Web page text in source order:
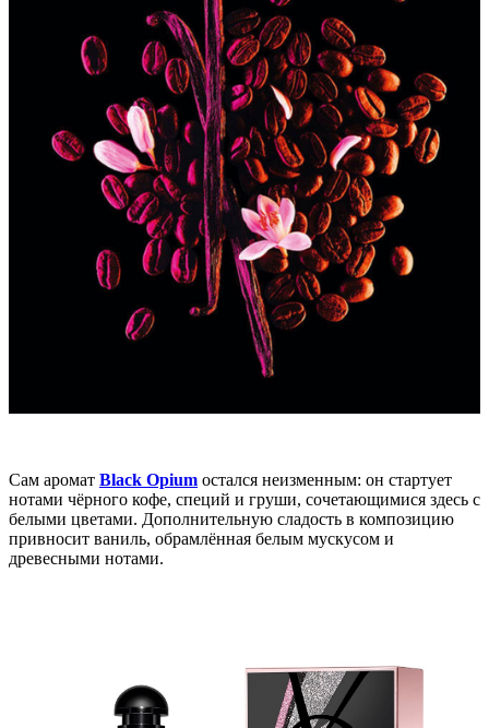
Сам аромат Black Opium остался неизменным: он стартует
нотами чёрного кофе, специй и груши, сочетающимися здесь с
белыми цветами. Дополнительную сладость в композицию
привносит ваниль, обрамлённая белым мускусом и
древесными нотами.